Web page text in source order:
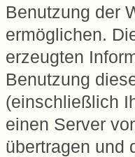
Benutzung der
ermöglichen.
erzeugten
Benutzung
(einschließlich
einen Server
übertragen und